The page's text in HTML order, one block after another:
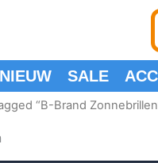
NIEUW SALE
“B-Brand